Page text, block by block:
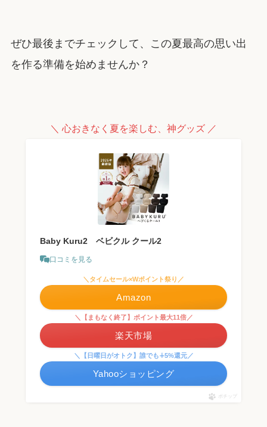
ぜひ最後までチェックして、この夏最高の思い出
を作る準備を始めませんか？
＼ 心おきなく夏を楽しむ、神グッズ ／
Baby Kuru2 ベビクル クール2
口コミを見る
＼タイムセール×Wポイント祭り／
Amazon
＼【まもなく終了】ポイント最大11倍／
楽天市場
＼【日曜日がオトク】誰でも∔5%還元／
Yahooショッピング
ポチップ